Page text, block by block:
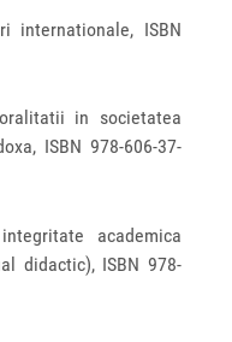
internationale, ISBN
in societatea
ISBN 978-606-37-
academica
didactic), ISBN 978‐